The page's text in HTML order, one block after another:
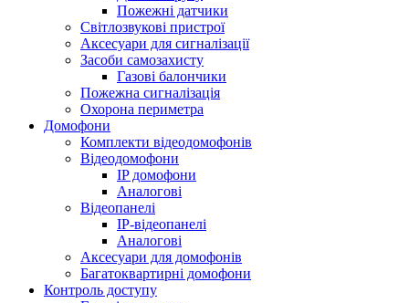
Пожежні датчики
Світлозвукові пристрої
Аксесуари для сигналізації
Засоби самозахисту
Газові балончики
Пожежна сигналізація
Охорона периметра
Домофони
Комплекти відеодомофонів
Відеодомофони
IP домофони
Аналогові
Відеопанелі
IP-відеопанелі
Аналогові
Аксесуари для домофонів
Багатоквартирні домофони
Контроль доступу